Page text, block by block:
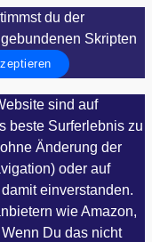
du der
Skripten
sind auf
beste Surferlebnis zu
Änderung der
oder auf
einverstanden.
wie Amazon,
Du das nicht